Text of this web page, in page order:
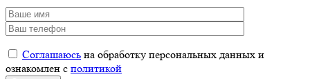
Соглашаюсь на обработку персональных данных и
ознакомлен с политикой